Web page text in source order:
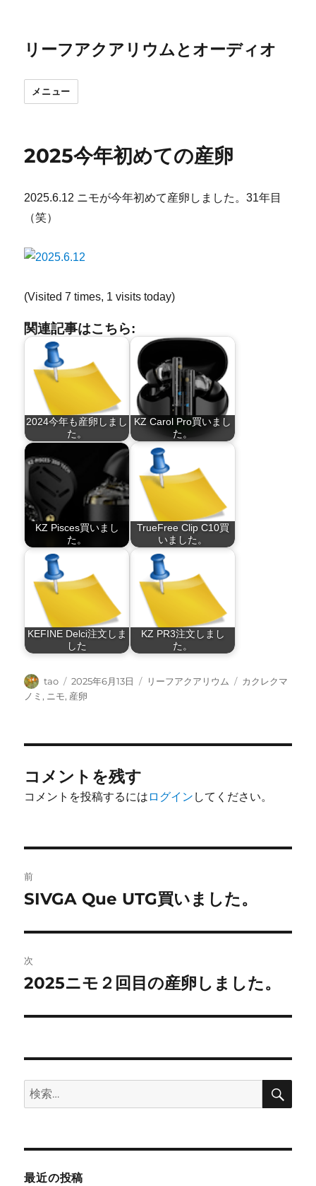
リーフアクアリウムとオーディオ
メニュー
2025今年初めての産卵
2025.6.12 ニモが今年初めて産卵しました。31年目
（笑）
(Visited 7 times, 1 visits today)
関連記事はこちら:
2024今年も産卵しまし
た。
KZ Carol Pro買いまし
た。
KZ Pisces買いまし
た。
TrueFree Clip C10買
いました。
KEFINE Delci注文しま
した
KZ PR3注文しまし
た。
投
稿
tao
投
稿
2025年6月13日
カ
リーフアクアリウム
タ
カクレクマ
ノミ , ニモ, 産卵
コメントを残す
コメントを投稿するには ログイン してください。
稿
ビ
ゲ
ー
ン
前
前
投
稿:
SIVGA Que UTG買いました。
次
次
投
2025ニモ２回目の産卵しました。
検
索:
検
最近の投稿